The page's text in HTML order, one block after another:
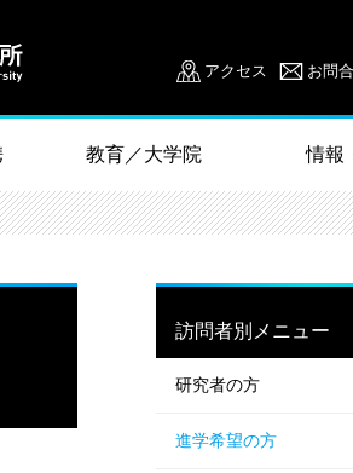
アクセス お問
教育／大学院 情報
訪問者別メニュー
研究者の方
進学希望の方